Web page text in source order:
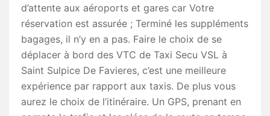
d’attente aux aéroports et gares car Votre
réservation est assurée ; Terminé les suppléments
bagages, il n’y en a pas. Faire le choix de se
déplacer à bord des VTC de Taxi Secu VSL à
Saint Sulpice De Favieres, c’est une meilleure
expérience par rapport aux taxis. De plus vous
aurez le choix de l’itinéraire. Un GPS, prenant en